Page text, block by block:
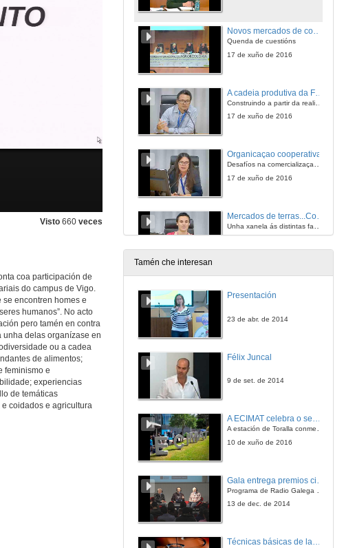
Visto 660 veces
coa participación de
do campus de Vigo.
encontren homes e
humanos”. No acto
pero tamén en contra
unha delas organízase en
ou a cadea
de alimentos;
feminismo e
experiencias
de temáticas
coidados e agricultura
Novos mercados de consumo de alimentos e metabolismo social. Quenda de cuestións
Quenda de cuestións
17 de xuño de 2016
Construindo a partir da realidade vivenciada
17 de xuño de 2016
Organicaçao cooperativa
Desafíos na comercializaçao de alimentos produzidos pela agricultura familiar
17 de xuño de 2016
Unha xanela ás distintas facianas da realidade
A contribución dun Núcleo de Agroecoloxia na formacion e cualificacion profesional en Producción Orgánica e Agroecolóxica
17 de xuño de 2016
17 de xuño de 2016
17 de xuño de 2016
Tamén che interesan
Presentación
23 de abr. de 2014
Félix Juncal
9 de set. de 2014
A ECIMAT celebra o seu décimo aniversario
A estación de Toralla conmemora a efeméride asinando un convenio coa Universidad del País Vasco
10 de xuño de 2016
Programa de Radio Galega "Efervescencia"
13 de dec. de 2014
Técnicas básicas de laboratorio aplicadas á bioloxía